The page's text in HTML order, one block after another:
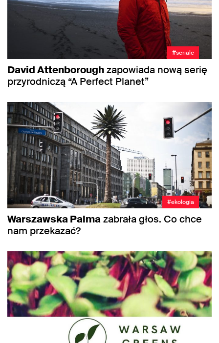
#seriale
David Attenboroughzapowiada nową serię
przyrodniczą “A Perfect Planet”
#ekologia
Warszawska Palmazabrała głos. Co chce
nam przekazać?